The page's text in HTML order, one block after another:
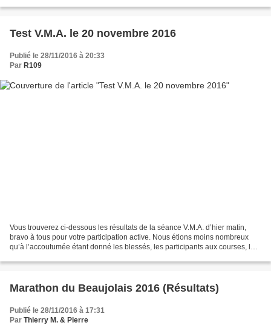
Test V.M.A. le 20 novembre 2016
Publié le 28/11/2016 à 20:33
Par R109
Vous trouverez ci-dessous les résultats de la séance V.M.A. d’hier matin,
bravo à tous pour votre participation active. Nous étions moins nombreux
qu’à l’accoutumée étant donné les blessés, les participants aux courses, les
Marathon du Beaujolais 2016 (Résultats)
Publié le 28/11/2016 à 17:31
Par Thierry M. & Pierre